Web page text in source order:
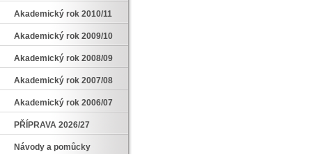
Akademický rok 2010/11
Akademický rok 2009/10
Akademický rok 2008/09
Akademický rok 2007/08
Akademický rok 2006/07
PŘÍPRAVA 2026/27
Návody a pomůcky